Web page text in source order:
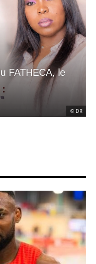
© DR
FATHECA, le